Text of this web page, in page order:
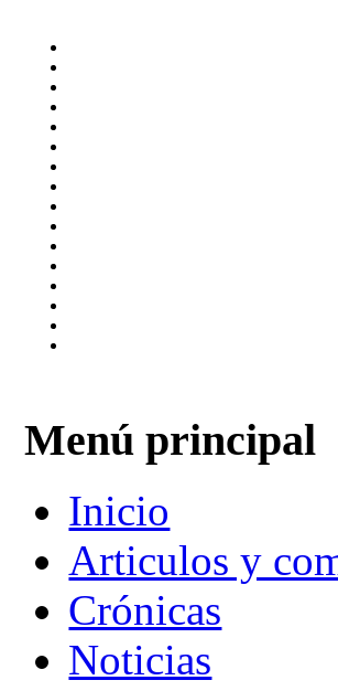
Menú principal
Inicio
Articulos y
Crónicas
Noticias